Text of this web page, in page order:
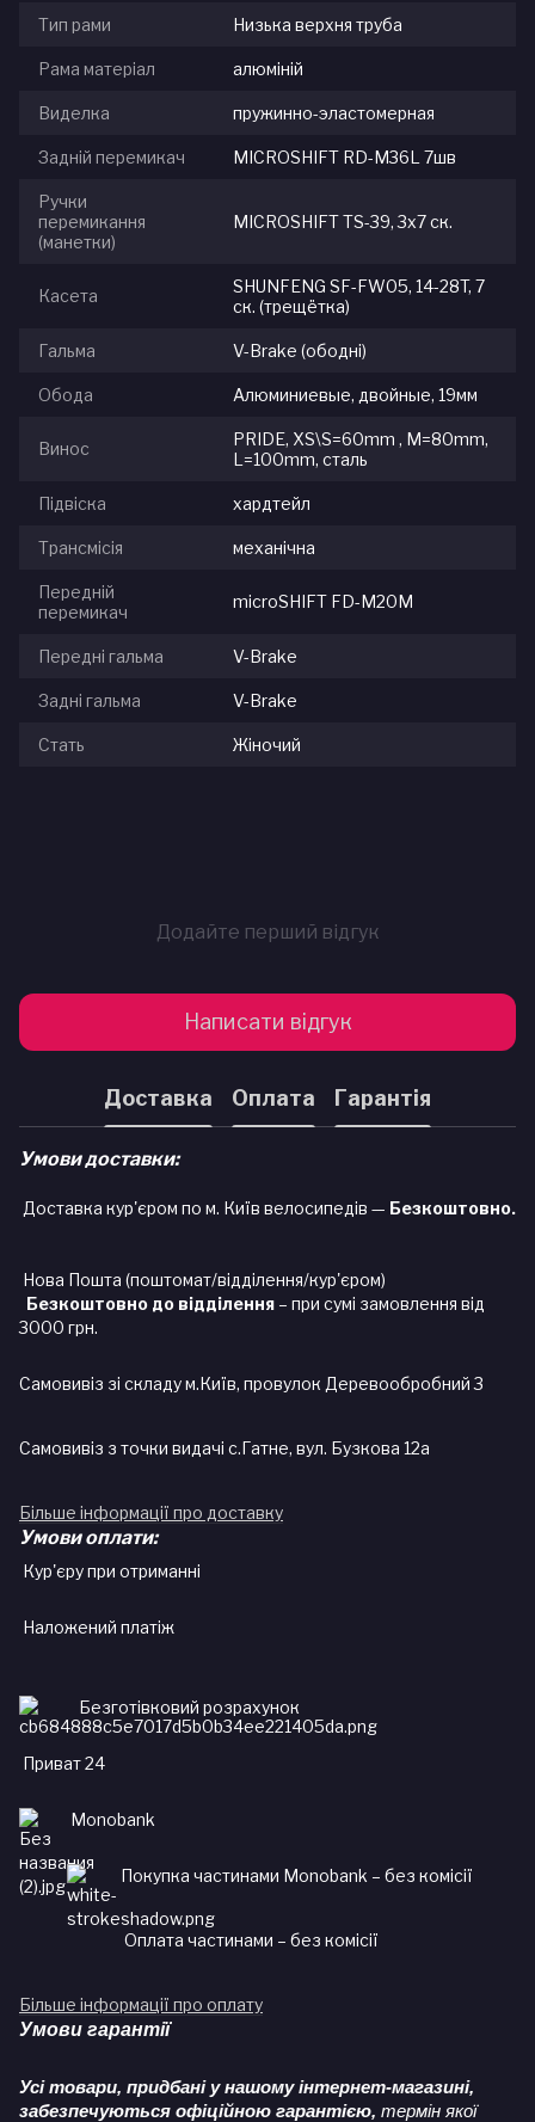
Тип рами Низька верхня труба
Рама матеріал алюміній
Виделка пружинно-эластомерная
Задній перемикач MICROSHIFT RD-M36L 7шв
Ручки
перемикання
(манетки)
MICROSHIFT TS-39, 3x7 ск.
Касета
SHUNFENG SF-FW05, 14-28T, 7
ск. (трещётка)
Гальма V-Brake (ободні)
Обода Алюминиевые, двойные, 19мм
Винос
PRIDE, XS\S=60mm , M=80mm,
L=100mm, сталь
Підвіска хардтейл
Трансмісія механічна
Передній
перемикач
microSHIFT FD-M20M
Передні гальма V-Brake
Задні гальма V-Brake
Стать Жіночий
Додайте перший відгук
Написати відгук
Доставка Оплата Гарантія
Умови доставки:
Доставка кур'єром по м. Київ велосипедів — Безкоштовно.
Нова Пошта (поштомат/відділення/кур'єром)
Безкоштовно до відділення – при сумі замовлення від
3000 грн.
Самовивіз зі складу м.Київ, провулок Деревообробний 3
Самовивіз з точки видачі с.Гатне, вул. Бузкова 12а
Більше інформації про доставку
Умови оплати:
Кур'єру при отриманні
Наложений платіж
Безготівковий розрахунок
Приват 24
Monobank
Покупка частинами Monobank – без комісії
Оплата частинами – без комісії
Більше інформації про оплату
Умови гарантії
Усі товари, придбані у нашому інтернет-магазині,
забезпечуються офіційною гарантією, термін якої